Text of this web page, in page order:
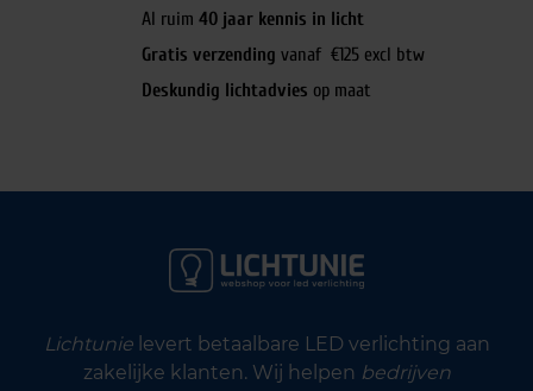
Al ruim 40 jaar kennis in licht
Gratis verzending vanaf €125 excl btw
Deskundig lichtadvies op maat
Lichtunielevert betaalbare LED verlichting aan
zakelijke klanten. Wij helpen bedrijven